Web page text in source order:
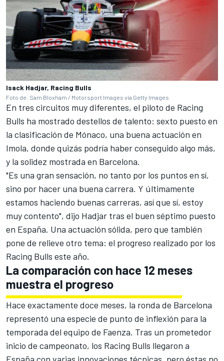
Isack Hadjar, Racing Bulls
Foto de: Sam Bloxham / Motorsport Images vía Getty Images
En tres circuitos muy diferentes, el piloto de Racing
Bulls ha mostrado destellos de talento: sexto puesto en
la clasificación de Mónaco, una buena actuación en
Imola, donde quizás podría haber conseguido algo más,
y la solidez mostrada en Barcelona.
"Es una gran sensación, no tanto por los puntos en sí,
sino por hacer una buena carrera. Y últimamente
estamos haciendo buenas carreras, así que sí, estoy
muy contento", dijo Hadjar tras el buen séptimo puesto
en España. Una actuación sólida, pero que también
pone de relieve otro tema: el progreso realizado por los
Racing Bulls este año.
La comparación con hace 12 meses
muestra el progreso
Hace exactamente doce meses, la ronda de Barcelona
representó una especie de punto de inflexión para la
temporada del equipo de Faenza. Tras un prometedor
inicio de campeonato, los Racing Bulls llegaron a